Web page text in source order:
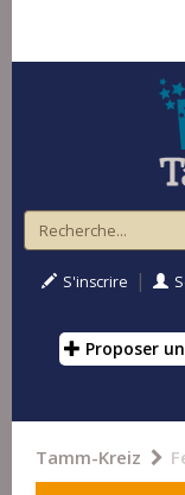
S'inscrire |
Proposer
Tamm-Kreiz